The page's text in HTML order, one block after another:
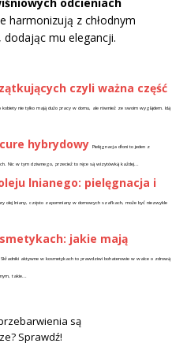
harmonizują z chłodnym
mu elegancji.
czyli ważna część
kobiety nie tylko mają dużo pracy w domu, ale również ze swoim wyglądem. Idą
hybrydowy Pielęgnacja dłoni to jeden z
Nic w tym dziwnego, przecież to ręce są wizytówką każdej...
lnianego: pielęgnacja i
olej lniany, często zapomniany w domowych szafkach, może być niezwykle
jakie mają
Składniki aktywne w kosmetykach to prawdziwi bohaterowie w walce o zdrową
takie...
są
Sprawdź!